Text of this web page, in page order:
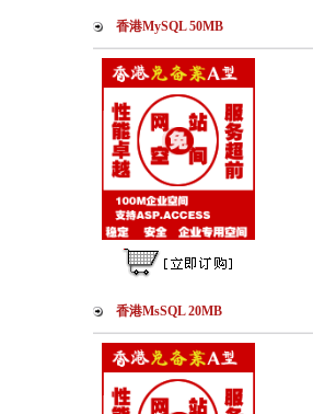
香港MySQL 50MB
香港MsSQL 20MB